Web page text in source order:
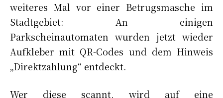
weiteres Mal vor einer Betrugsmasche im
Stadtgebiet: An einigen
Parkscheinautomaten wurden jetzt wieder
Aufkleber mit QR-Codes und dem Hinweis
„Direktzahlung“ entdeckt.
Wer diese scannt, wird auf eine